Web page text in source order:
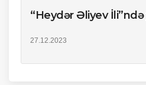
“Heydər Əliyev
27.12.2023